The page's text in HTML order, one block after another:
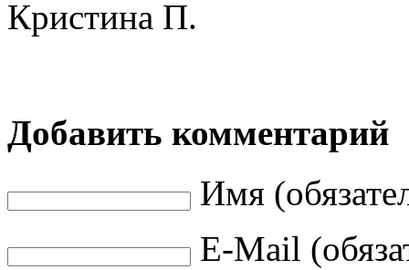
Кристина П.
Добавить комментарий
Имя
E-Mail